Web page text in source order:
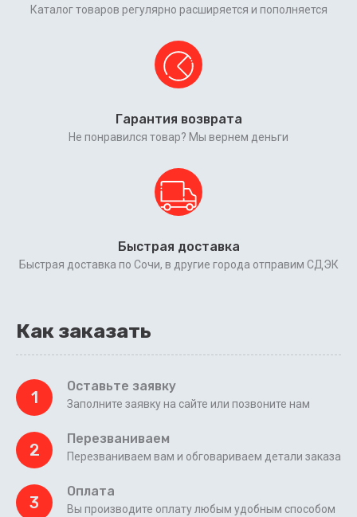
Каталог товаров регулярно расширяется и пополняется
Гарантия возврата
Не понравился товар? Мы вернем деньги
Быстрая доставка
Быстрая доставка по Сочи, в другие города отправим СДЭК
Как заказать
1
Оставьте заявку
Заполните заявку на сайте или позвоните нам
2
Перезваниваем
Перезваниваем вам и обговариваем детали заказа
3
Оплата
Вы производите оплату любым удобным способом